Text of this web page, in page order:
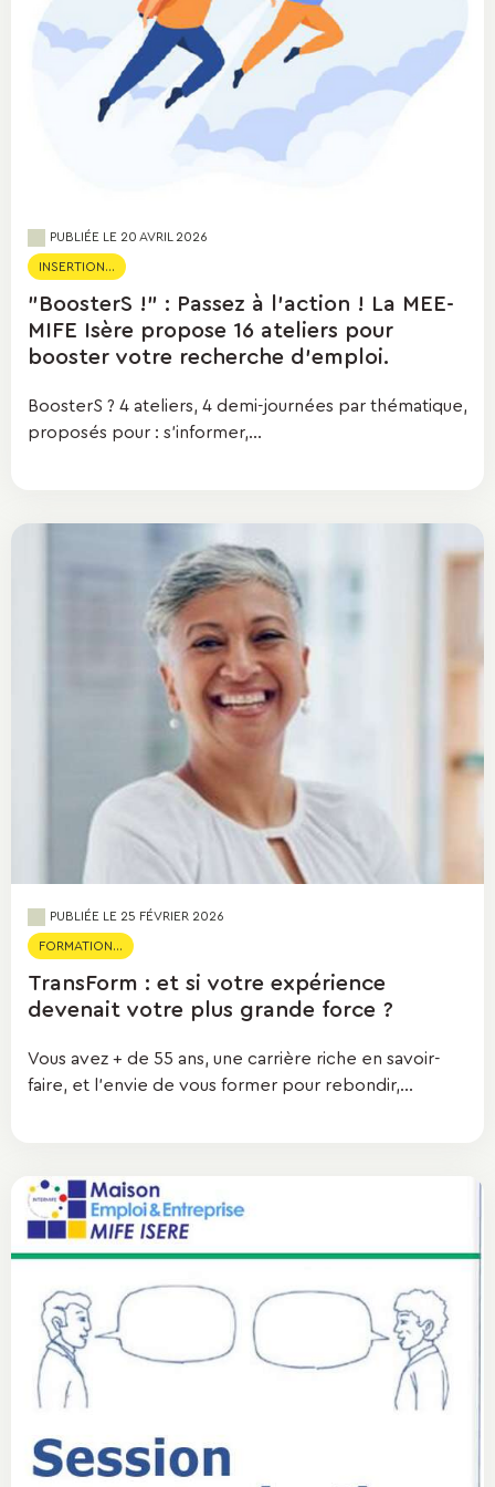
PUBLIÉE LE 20 AVRIL 2026
INSERTION...
"BoosterS !" : Passez à l’action ! La MEE-
MIFE Isère propose 16 ateliers pour
booster votre recherche d'emploi.
BoosterS ? 4 ateliers, 4 demi-journées par thématique,
proposés pour : s'informer,...
PUBLIÉE LE 25 FÉVRIER 2026
FORMATION...
TransForm : et si votre expérience
devenait votre plus grande force ?
Vous avez + de 55 ans, une carrière riche en savoir-
faire, et l’envie de vous former pour rebondir,...